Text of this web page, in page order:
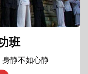
班
身静不如心静